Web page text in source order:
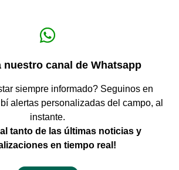
nuestro canal de Whatsapp
siempre informado? Seguinos en
alertas personalizadas del campo, al
instante.
al tanto de las últimas noticias y
en tiempo real!